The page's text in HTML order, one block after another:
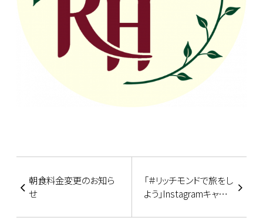
朝食料金変更のお知ら
せ
「＃リッチモンドで旅をし
よう」Instagramキャン